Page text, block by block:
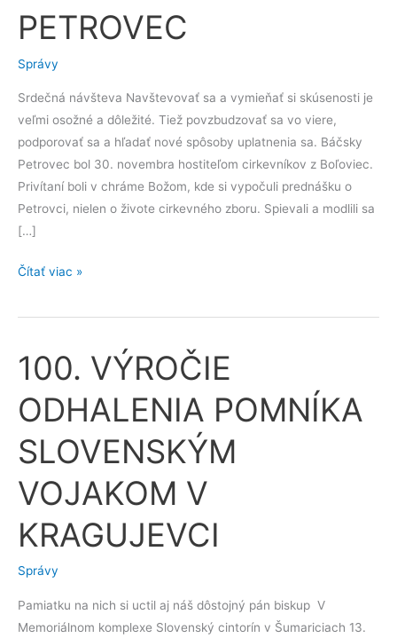
PETROVEC
Správy
Srdečná návšteva Navštevovať sa a vymieňať si skúsenosti je
veľmi osožné a dôležité. Tiež povzbudzovať sa vo viere,
podporovať sa a hľadať nové spôsoby uplatnenia sa. Báčsky
Petrovec bol 30. novembra hostiteľom cirkevníkov z Boľoviec.
Privítaní boli v chráme Božom, kde si vypočuli prednášku o
Petrovci, nielen o živote cirkevného zboru. Spievali a modlili sa
[…]
PETROVEC
Čítať viac »
100. VÝROČIE
ODHALENIA POMNÍKA
SLOVENSKÝM
VOJAKOM V
KRAGUJEVCI
Správy
Pamiatku na nich si uctil aj náš dôstojný pán biskup V
Memoriálnom komplexe Slovenský cintorín v Šumariciach 13.
100.
VÝROČIE
ODHALENIA
POMNÍKA
SLOVENSKÝM
VOJAKOM
V